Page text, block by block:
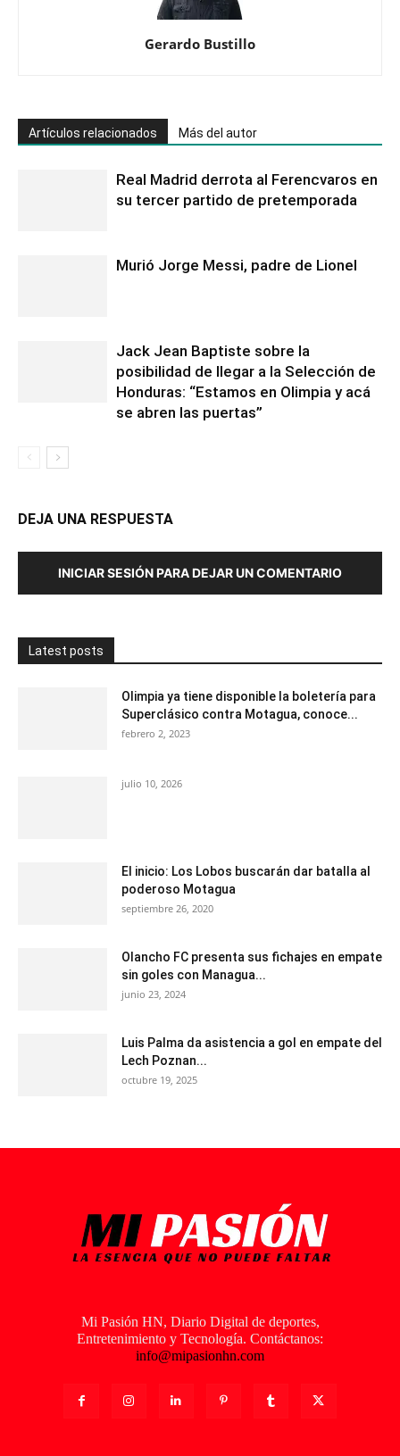
Gerardo Bustillo
Artículos relacionados Más del autor
Real Madrid derrota al Ferencvaros en
su tercer partido de pretemporada
Murió Jorge Messi, padre de Lionel
Jack Jean Baptiste sobre la
posibilidad de llegar a la Selección de
Honduras: “Estamos en Olimpia y acá
se abren las puertas”
DEJA UNA RESPUESTA
INICIAR SESIÓN PARA DEJAR UN COMENTARIO
Latest posts
Olimpia ya tiene disponible la boletería para
Superclásico contra Motagua, conoce...
febrero 2, 2023
julio 10, 2026
El inicio: Los Lobos buscarán dar batalla al
poderoso Motagua
septiembre 26, 2020
Olancho FC presenta sus fichajes en empate
sin goles con Managua...
junio 23, 2024
Luis Palma da asistencia a gol en empate del
Lech Poznan...
octubre 19, 2025
Mi Pasión HN, Diario Digital de deportes,
Entretenimiento y Tecnología. Contáctanos:
info@mipasionhn.com